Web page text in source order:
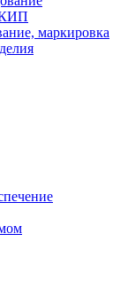
КИП
маркировка